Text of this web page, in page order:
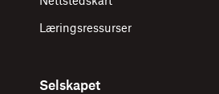
Læringsressurser
Selskapet